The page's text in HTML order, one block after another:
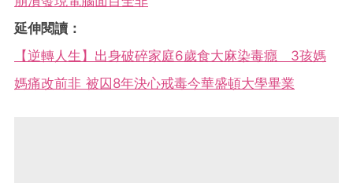
延伸閱讀：
【逆轉人生】出身破碎家庭6歲食大麻染毒癮 3孩媽
媽痛改前非 被囚8年決心戒毒今華盛頓大學畢業